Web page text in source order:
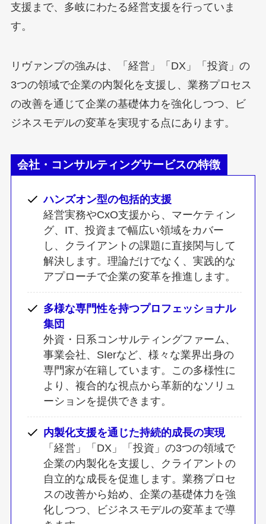
支援まで、多岐にわたる経営支援を行っていま
す。
リヴァンプの強みは、「経営」「DX」「投資」の
3つの領域で企業の内製化を支援し、業務プロセス
の改善を通じて企業の基礎体力を強化しつつ、ビ
ジネスモデルの変革を実現する点にあります。
会社・コンサルティングサービスの特徴
ハンズオン型の包括的支援
経営実務やCxO支援から、マーケティン
グ、IT、投資まで幅広い領域をカバー
し、クライアントの課題に直接関与して
解決します。理論だけでなく、実践的な
アプローチで企業の変革を推進します。
多様な専門性を持つプロフェッショナル
集団
外資・日系コンサルティングファーム、
事業会社、SIerなど、様々な業界出身の
専門家が在籍しています。この多様性に
より、複合的な視点から革新的なソリュ
ーションを提供できます。
内製化支援を通じた持続的成長の実現
「経営」「DX」「投資」の3つの領域で
企業の内製化を支援し、クライアントの
自立的な成長を促進します。業務プロセ
スの改善から始め、企業の基礎体力を強
化しつつ、ビジネスモデルの変革まで導